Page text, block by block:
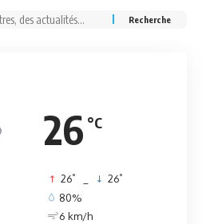
26 °C
26° 26°
80%
6 km/h